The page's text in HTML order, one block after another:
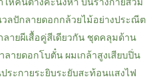
ลปักลายดอกกล้วยไม้อย่างประณีต
ายผีเสื้อคู่สีเดียวกัน ชุดคลุมด้าน
ลายดอกโบตั๋น ผมเกล้าสูงเสียบปิ่น
ระกายระยิบระยับสะท้อนแสงไฟ